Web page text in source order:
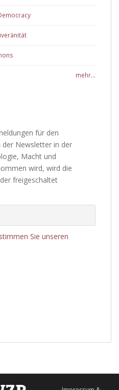
mehr...
für den
Newsletter in der
Macht und
wird, wird die
freigeschaltet
Sie unseren